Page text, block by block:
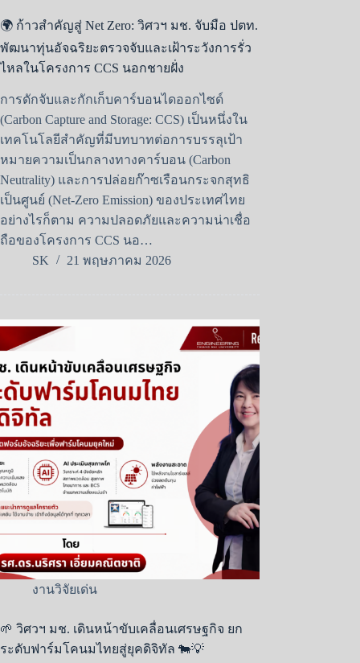
🌍 ก้าวสำคัญสู่ Net Zero: วิศวฯ มช. จับมือ ปตท.
พัฒนาทุ่นอัจฉริยะตรวจจับและเฝ้าระวังการรั่ว
ไหลในโครงการ CCS นอกชายฝั่ง
การดักจับและกักเก็บคาร์บอนไดออกไซด์
(Carbon Capture and Storage: CCS) เป็นหนึ่งใน
เทคโนโลยีสำคัญที่มีบทบาทต่อการบรรลุเป้า
หมายความเป็นกลางทางคาร์บอน (Carbon
Neutrality) และการปล่อยก๊าซเรือนกระจกสุทธิ
เป็นศูนย์ (Net-Zero Emission) ของประเทศไทย
อย่างไรก็ตาม ความปลอดภัยและความน่าเชื่อ
ถือของโครงการ CCS นอ…
SK
21 พฤษภาคม 2026
งานวิจัยเด่น
🌱 วิศวฯ มช. เดินหน้าขับเคลื่อนเศรษฐกิจ ยก
ระดับฟาร์มโคนมไทยสู่ยุคดิจิทัล 🐄💡